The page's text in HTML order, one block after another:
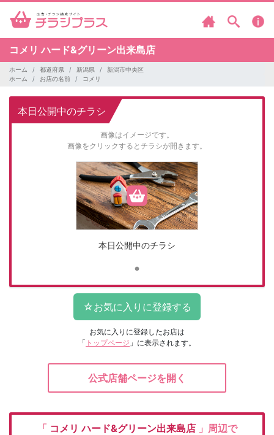
コメリハード&グリーン出来島店
ホーム 都道府県 新潟県
新潟市中央区
ホーム
お店の名前 コメリ
本日公開中のチラシ
画像はイメージです。
画像をクリックするとチラシが開きます。
本日公開中のチラシ
お気に入りに登録したお店は
「 トップページ 」に表示されます。
公式店舗ページを開く
「 コメリハード&グリーン出来島店 」周辺で